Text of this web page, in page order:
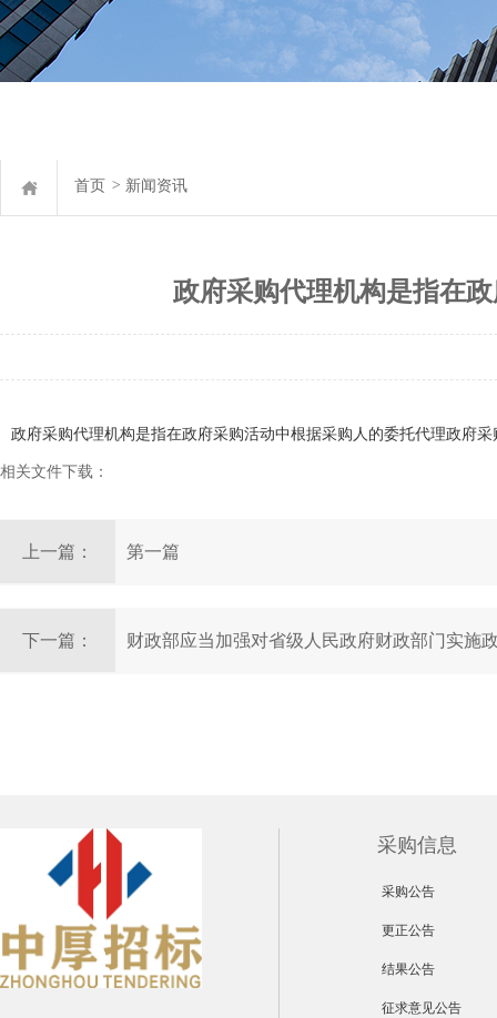
首页 > 新闻资讯
政府采购代理机构是指在
政府采购代理机构是指在政府采购活动中根据采购人的委托代理政府
相关文件下载：
上一篇： 第一篇
下一篇： 财政部应当加强对省级人民政府财政部门实施
采购信息
采购公告
更正公告
结果公告
征求意见公告